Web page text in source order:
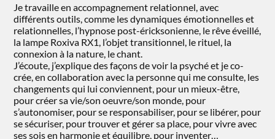
Je travaille en accompagnement relationnel, avec
différents outils, comme les dynamiques émotionnelles et
relationnelles, l’hypnose post-éricksonienne, le rêve éveillé,
la lampe Roxiva RX1, l’objet transitionnel, le rituel, la
connexion à la nature, le chant.
J’écoute, j’explique des façons de voir la psyché et je co-
crée, en collaboration avec la personne qui me consulte, les
changements qui lui conviennent, pour un mieux-être,
pour créer sa vie/son oeuvre/son monde, pour
s’autonomiser, pour se responsabiliser, pour se libérer, pour
se sécuriser, pour trouver et gérer sa place, pour vivre avec
ses sois en harmonie et équilibre, pour inventer…